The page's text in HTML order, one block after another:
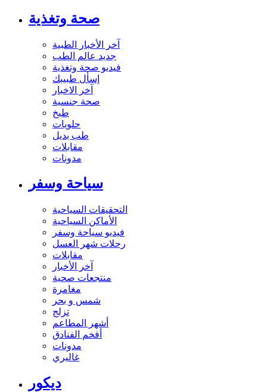
صحة وتغذية
آخر الأخبار الطبية
جديد عالم الطب
فيديو صحة وتغذية
إسأل طبيبك
آخر الاخبار
صحة جنسية
طبخ
حلويات
طب بديل
مقابلات
مدونات
سياحة وسفر
التحقيقات السياحية
الأماكن السياحية
فيديو سياحة وسفر
رحلات شهر العسل
مقابلات
آخر الأخبار
منتجعات صحية
مغامرة
شمس و بحر
تزلج
أشهر المطاعم
أفخم الفنادق
مدونات
غاليري
ديكور